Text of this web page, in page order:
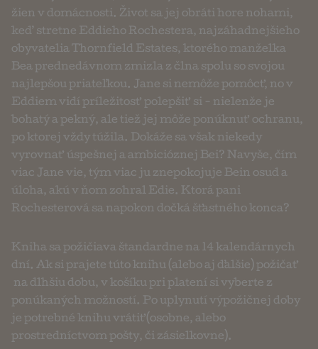
žien v domácnosti. Život sa jej obráti hore nohami,
keď stretne Eddieho Rochestera, najzáhadnejšieho
obyvatelia Thornfield Estates, ktorého manželka
Bea prednedávnom zmizla z člna spolu so svojou
najlepšou priateľkou. Jane si nemôže pomôcť, no v
Eddiem vidí príležitosť polepšiť si - nielenže je
bohatý a pekný, ale tiež jej môže ponúknuť ochranu,
po ktorej vždy túžila. Dokáže sa však niekedy
vyrovnať úspešnej a ambicióznej Bei? Navyše, čím
viac Jane vie, tým viac ju znepokojuje Bein osud a
úloha, akú v ňom zohral Edie. Ktorá pani
Rochesterová sa napokon dočká šťastného konca?
Kniha sa požičiava štandardne na 14 kalendárnych
dní. Ak si prajete túto knihu (alebo aj ďalšie) požičať
na dlhšiu dobu, v košíku pri platení si vyberte z
ponúkaných možností. Po uplynutí výpožičnej doby
je potrebné knihu vrátiť (osobne, alebo
prostredníctvom pošty, či zásielkovne).